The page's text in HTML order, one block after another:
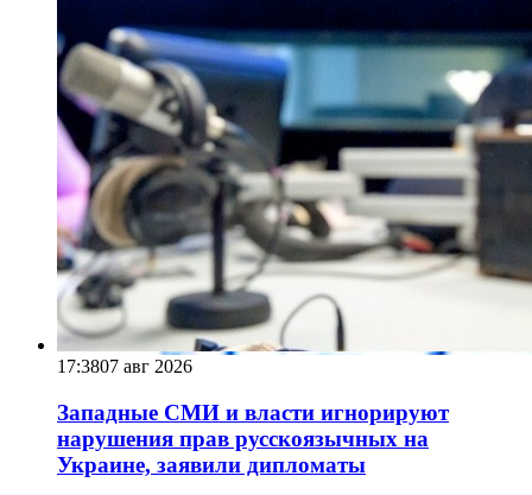
17:3807 авг 2026
Западные СМИ и власти игнорируют
нарушения прав русскоязычных на
Украине, заявили дипломаты